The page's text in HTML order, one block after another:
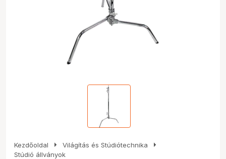
Kezdőoldal arrow_right Világítás és Stúdiótechnika arrow_right
Stúdió állványok